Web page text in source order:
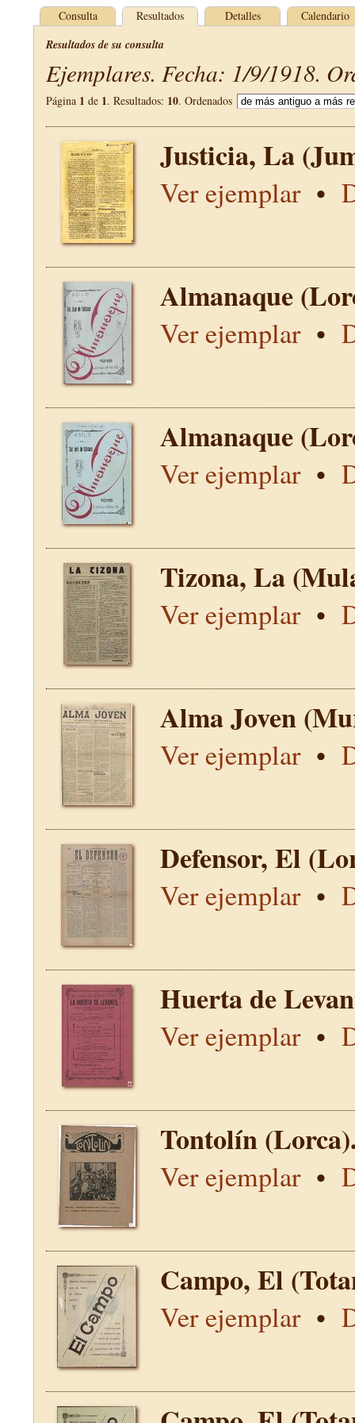
Consulta Resultados Detalles Calendario
Resultados de su consulta
Ejemplares. Fecha: 1/9/1918.
Página 1 de 1. Resultados: 10. Ordenados
Justicia, La
Ver ejemplar•
Almanaque
Ver ejemplar•
Almanaque
Ver ejemplar•
Tizona, La
Ver ejemplar•
Alma Joven
Ver ejemplar•
Defensor, El
Ver ejemplar•
Huerta de
Ver ejemplar•
Tontolín
Ver ejemplar•
Campo, El
Ver ejemplar•